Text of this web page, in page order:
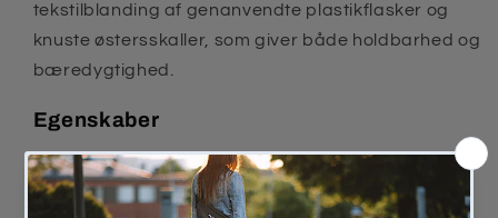
tekstilblanding af genanvendte plastikflasker og
knuste østersskaller, som giver både holdbarhed og
bæredygtighed.
Egenskaber
Ryg med fleece-lignende udseende og
materiale